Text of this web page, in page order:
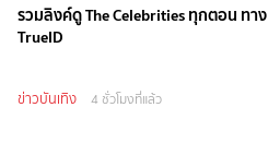
รวมลิงค์ดู The Celebrities ทุกตอน ทาง
TrueID
ข่าวบันเทิง 4 ชั่วโมงที่แล้ว